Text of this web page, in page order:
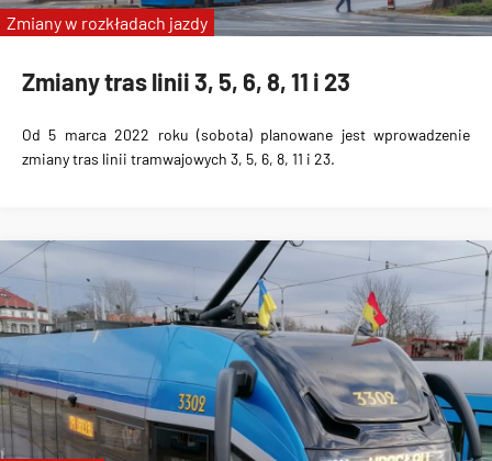
Zmiany tras linii 3, 5, 6, 8, 11 i 23
Od 5 marca 2022 roku (sobota) planowane jest wprowadzenie
zmiany tras linii tramwajowych 3, 5, 6, 8, 11 i 23.
Zmiany w rozkładach jazdy